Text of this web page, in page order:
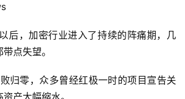
后，加密行业进入了持续的阵痛期，几
点失望。
归零，众多曾经红极一时的项目宣告关